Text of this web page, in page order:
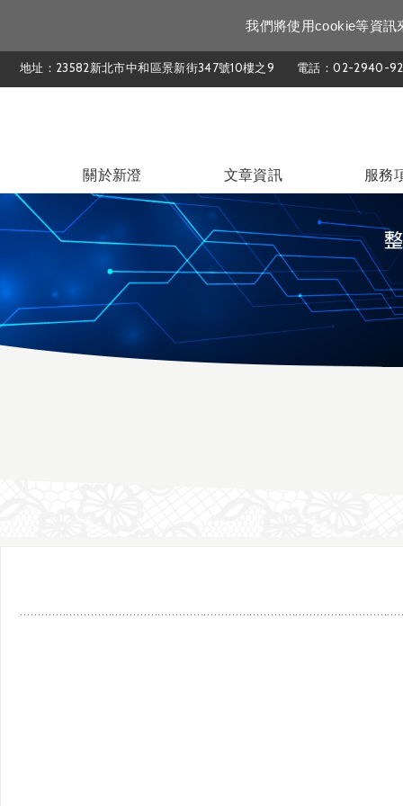
我們將使用cookie等資訊
地址：23582新北市中和區景新街347號10樓之9 電話：02-2940-
關於新澄 文章資訊 服務